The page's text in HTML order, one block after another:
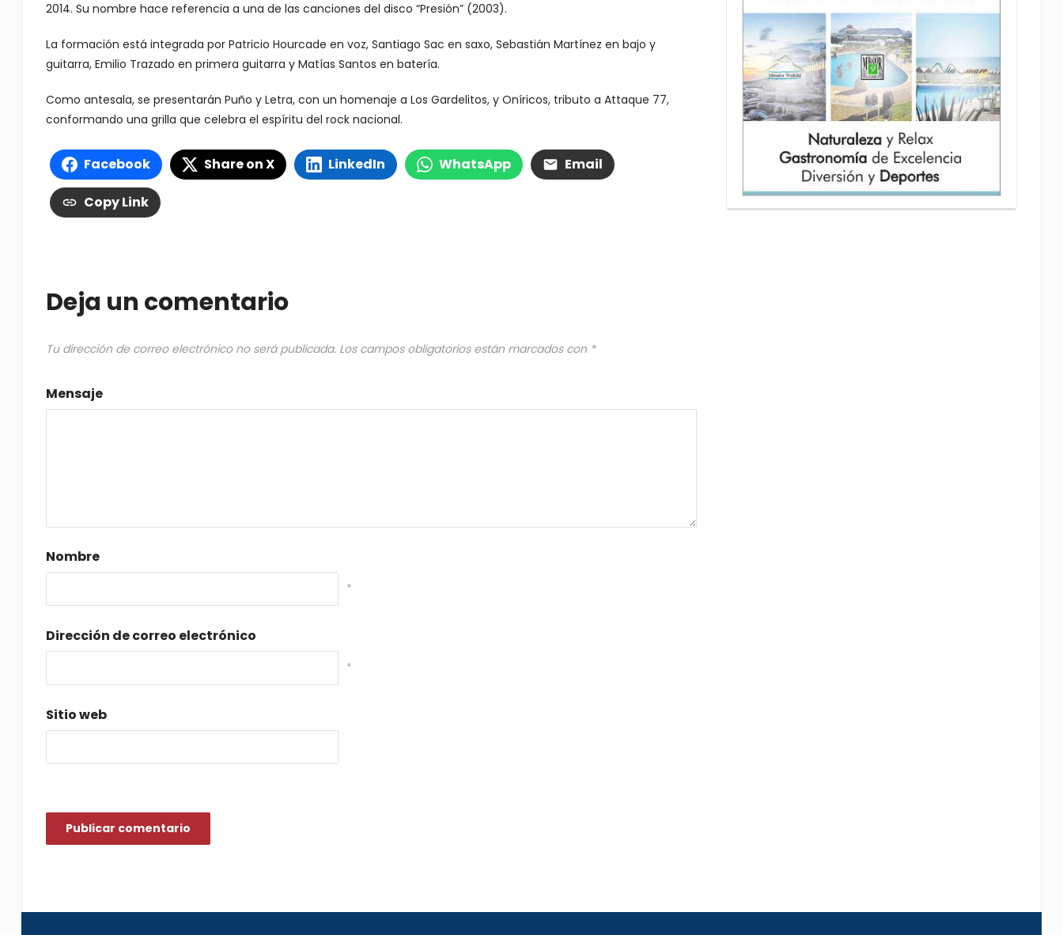
2014. Su nombre hace referencia a una de las canciones del disco “Presión” (2003).
La formación está integrada por Patricio Hourcade en voz, Santiago Sac en saxo, Sebastián Martínez en bajo y
guitarra, Emilio Trazado en primera guitarra y Matías Santos en batería.
Como antesala, se presentarán Puño y Letra, con un homenaje a Los Gardelitos, y Oníricos, tributo a Attaque 77,
conformando una grilla que celebra el espíritu del rock nacional.
Facebook Share on X LinkedIn WhatsApp Email
Copy Link
Deja un comentario
Tu dirección de correo electrónico no será publicada. Los campos obligatorios están marcados con *
Mensaje
Nombre
*
Dirección de correo electrónico
*
Sitio web